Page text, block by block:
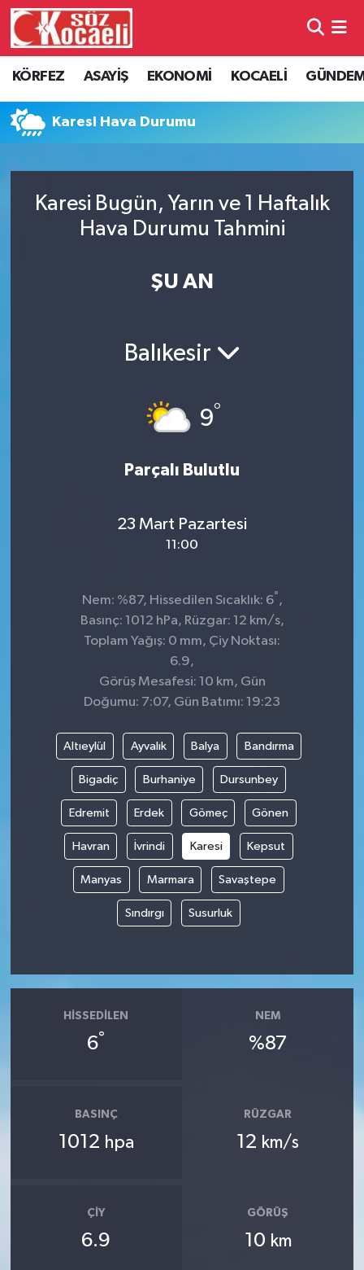
KÖRFEZ ASAYİŞ EKONOMİ KOCAELİ
Karesi Hava Durumu
Karesi Bugün, Yarın ve 1 Haftalık
Hava Durumu Tahmini
ŞU AN
Balıkesir
9°
Parçalı Bulutlu
23 Mart Pazartesi
11:00
Nem: %87, Hissedilen Sıcaklık: 6° ,
Basınç: 1012 hPa, Rüzgar: 12 km/s,
Toplam Yağış: 0 mm, Çiy Noktası:
6.9,
Görüş Mesafesi: 10 km, Gün
Doğumu: 7:07, Gün Batımı: 19:23
Altıeylül Ayvalık Balya Bandırma
Bigadiç Burhaniye Dursunbey
Edremit Erdek Gömeç Gönen
Havran İvrindi Karesi Kepsut
Manyas Marmara Savaştepe
Sındırgı Susurluk
HISSEDILEN
6°
NEM
%87
BASINÇ
1012 hpa
RÜZGAR
12 km/s
ÇIY
6.9
GÖRÜŞ
10 km
Kocaeli Hava Durumu
Kocaeli Namaz Vakitleri
Süper Lig Puan Durumu ve Fikstür